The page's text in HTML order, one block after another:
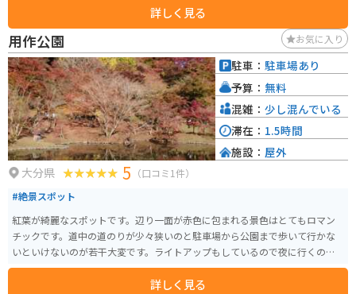
元の食材を使った料理を楽しむことができます。波野の特産品としては、高
菜漬けや、だご汁などが有名です。 バイクに乗っている方は、阿蘇パノラマ
ラインを走れば、阿蘇の雄大な景色を楽しみながら道の駅 波野へ行くことが
できます。周辺には、大観峰や草千里ヶ浜など、阿蘇を代表する観光スポット
も点在しているので、ツーリングの拠点としても最適です。
詳しく見る
用作公園 お気に入り
大分県 5 （口コミ1件）
#絶景スポット
紅葉が綺麗なスポットです。辺り一面が赤色に包まれる景色はとてもロマン
チックです。道中の道のりが少々狭いのと駐車場から公園まで歩いて行かな
いといけないのが若干大変です。ライトアップもしているので夜に行くのも
オススメです。
詳しく見る
駐車： 駐車場あり
予算： 無料
混雑： 少し混んでいる
滞在： 1.5時間
施設： 屋外